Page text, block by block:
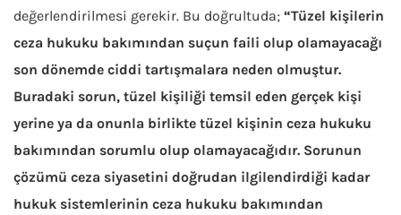
değerlendirilmesi gerekir. Bu doğrultuda; “Tüzel kişilerin
ceza hukuku bakımından suçun faili olup olamayacağı
son dönemde ciddi tartışmalara neden olmuştur.
Buradaki sorun, tüzel kişiliği temsil eden gerçek kişi
yerine ya da onunla birlikte tüzel kişinin ceza hukuku
bakımından sorumlu olup olamayacağıdır. Sorunun
çözümü ceza siyasetini doğrudan ilgilendirdiği kadar
hukuk sistemlerinin ceza hukuku bakımından